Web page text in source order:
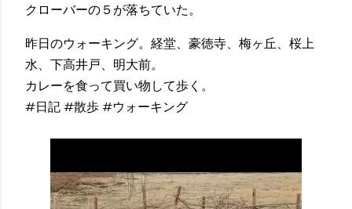
クローバーの５が落ちていた。
昨日のウォーキング。経堂、豪徳寺、梅ヶ丘、桜上
水、下高井戸、明大前。
カレーを食って買い物して歩く。
#日記 #散歩 #ウォーキング